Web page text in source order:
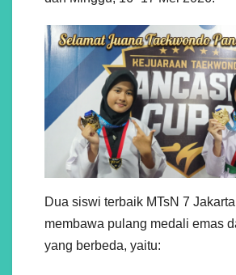
Dua siswi terbaik MTsN 7
membawa pulang medali emas
yang berbeda, yaitu: